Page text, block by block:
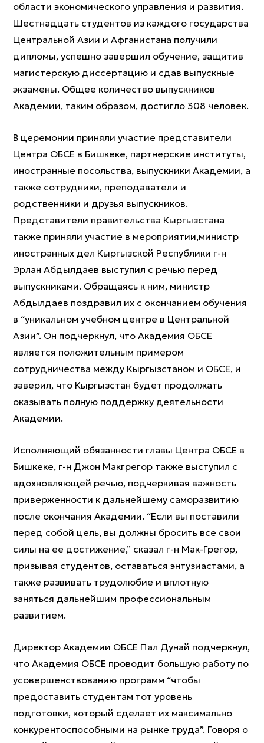
области экономического управления и развития.
Шестнадцать студентов из каждого государства
Центральной Азии и Афганистана получили
дипломы, успешно завершил обучение, защитив
магистерскую диссертацию и сдав выпускные
экзамены. Общее количество выпускников
Академии, таким образом, достигло 308 человек.
В церемонии приняли участие представители
Центра ОБСЕ в Бишкеке, партнерские институты,
иностранные посольства, выпускники Академии, а
также сотрудники, преподаватели и
родственники и друзья выпускников.
Представители правительства Кыргызстана
также приняли участие в мероприятии,министр
иностранных дел Кыргызской Республики г-н
Эрлан Абдылдаев выступил с речью перед
выпускниками. Обращаясь к ним, министр
Абдылдаев поздравил их с окончанием обучения
в “уникальном учебном центре в Центральной
Азии”. Он подчеркнул, что Академия ОБСЕ
является положительным примером
сотрудничества между Кыргызстаном и ОБСЕ, и
заверил, что Кыргызстан будет продолжать
оказывать полную поддержку деятельности
Академии.
Исполняющий обязанности главы Центра ОБСЕ в
Бишкеке, г-н Джон Макгрегор также выступил с
вдохновляющей речью, подчеркивая важность
приверженности к дальнейшему саморазвитию
после окончания Академии. “Если вы поставили
перед собой цель, вы должны бросить все свои
силы на ее достижение,” сказал г-н Мак-Грегор,
призывая студентов, оставаться энтузиастами, а
также развивать трудолюбие и вплотную
заняться дальнейшим профессиональным
развитием.
Директор Академии ОБСЕ Пал Дунай подчеркнул,
что Академия ОБСЕ проводит большую работу по
усовершенствованию программ “чтобы
предоставить студентам тот уровень
подготовки, который сделает их максимально
конкурентоспособными на рынке труда”. Говоря о